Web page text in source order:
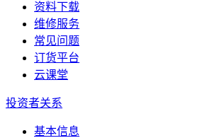
资料下载
维修服务
常见问题
订货平台
云课堂
投资者关系
基本信息